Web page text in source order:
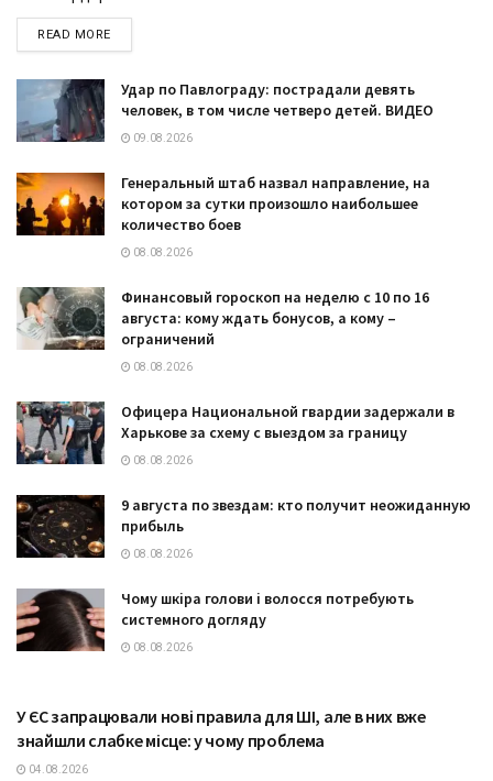
READ MOREDETAILS
Удар по Павлограду: пострадали девять
человек, в том числе четверо детей. ВИДЕО
09.08.2026
Генеральный штаб назвал направление, на
котором за сутки произошло наибольшее
количество боев
08.08.2026
Финансовый гороскоп на неделю с 10 по 16
августа: кому ждать бонусов, а кому –
ограничений
08.08.2026
Офицера Национальной гвардии задержали в
Харькове за схему с выездом за границу
08.08.2026
9 августа по звездам: кто получит неожиданную
прибыль
08.08.2026
Чому шкіра голови і волосся потребують
системного догляду
08.08.2026
ТЕХНОЛОГІЇ
У ЄС запрацювали нові правила для ШІ, але в них вже
знайшли слабке місце: у чому проблема
04.08.2026